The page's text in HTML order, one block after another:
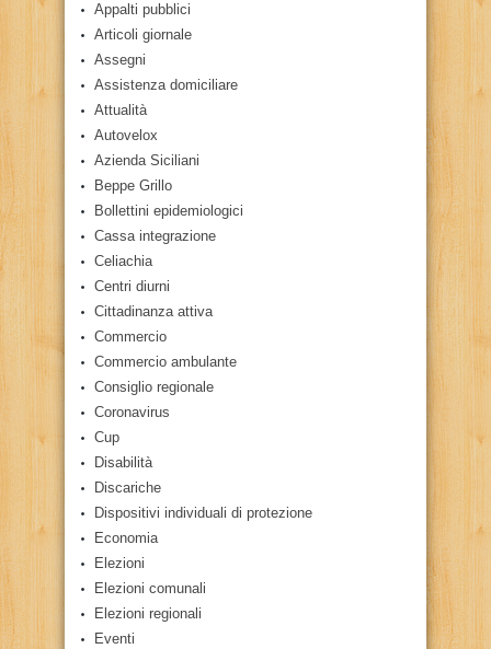
Appalti pubblici
Articoli giornale
Assegni
Assistenza domiciliare
Attualità
Autovelox
Azienda Siciliani
Beppe Grillo
Bollettini epidemiologici
Cassa integrazione
Celiachia
Centri diurni
Cittadinanza attiva
Commercio
Commercio ambulante
Consiglio regionale
Coronavirus
Cup
Disabilità
Discariche
Dispositivi individuali di protezione
Economia
Elezioni
Elezioni comunali
Elezioni regionali
Eventi